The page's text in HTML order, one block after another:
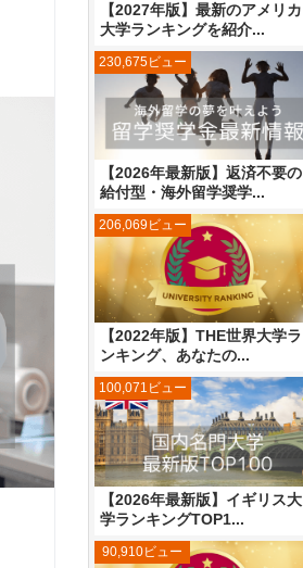
【2027年版】最新のアメリカ
大学ランキングを紹介...
【2026年最新版】返済不要の
給付型・海外留学奨学...
230,675ビュー
【2022年版】THE世界大学ラ
ンキング、あなたの...
206,069ビュー
【2026年最新版】イギリス大
学ランキングTOP1...
100,071ビュー
90,910ビュー